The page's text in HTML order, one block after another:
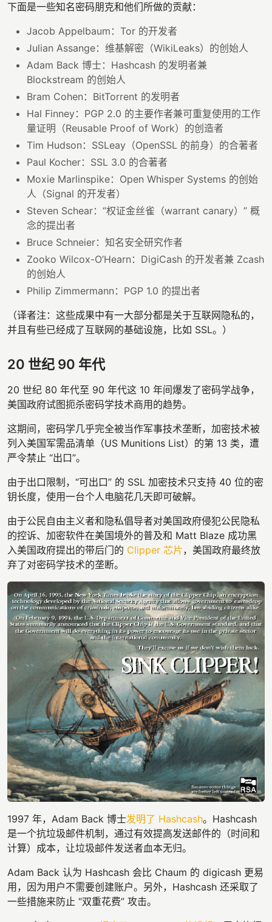
下面是一些知名密码朋克和他们所做的贡献：
Jacob Appelbaum：Tor 的开发者
Julian Assange：维基解密（WikiLeaks）的创始人
Adam Back 博士：Hashcash 的发明者兼
Blockstream 的创始人
Bram Cohen：BitTorrent 的发明者
Hal Finney：PGP 2.0 的主要作者兼可重复使用的工作
量证明（Reusable Proof of Work）的创造者
Tim Hudson：SSLeay（OpenSSL 的前身）的合著者
Paul Kocher：SSL 3.0 的合著者
Moxie Marlinspike：Open Whisper Systems 的创始
人（Signal 的开发者）
Steven Schear：“权证金丝雀（warrant canary）” 概
念的提出者
Bruce Schneier：知名安全研究作者
Zooko Wilcox-O’Hearn：DigiCash 的开发者兼 Zcash
的创始人
Philip Zimmermann：PGP 1.0 的提出者
（译者注：这些成果中有一大部分都是关于互联网隐私的，
并且有些已经成了互联网的基础设施，比如 SSL。）
20 世纪 90 年代
20 世纪 80 年代至 90 年代这 10 年间爆发了密码学战争，
美国政府试图扼杀密码学技术商用的趋势。
这期间，密码学几乎完全被当作军事技术垄断，加密技术被
列入美国军需品清单（US Munitions List）的第 13 类，遭
严令禁止 “出口”。
由于出口限制，“可出口” 的 SSL 加密技术只支持 40 位的密
钥长度，使用一台个人电脑花几天即可破解。
由于公民自由主义者和隐私倡导者对美国政府侵犯公民隐私
的控诉、加密软件在美国境外的普及和 Matt Blaze 成功黑
入美国政府提出的带后门的 Clipper 芯片，美国政府最终放
弃了对密码学技术的垄断。
1997 年，Adam Back 博士发明了 Hashcash。Hashcash
是一个抗垃圾邮件机制，通过有效提高发送邮件的（时间和
计算）成本，让垃圾邮件发送者血本无归。
Adam Back 认为 Hashcash 会比 Chaum 的 digicash 更易
用，因为用户不需要创建账户。另外，Hashcash 还采取了
一些措施来防止 “双重花费” 攻击。